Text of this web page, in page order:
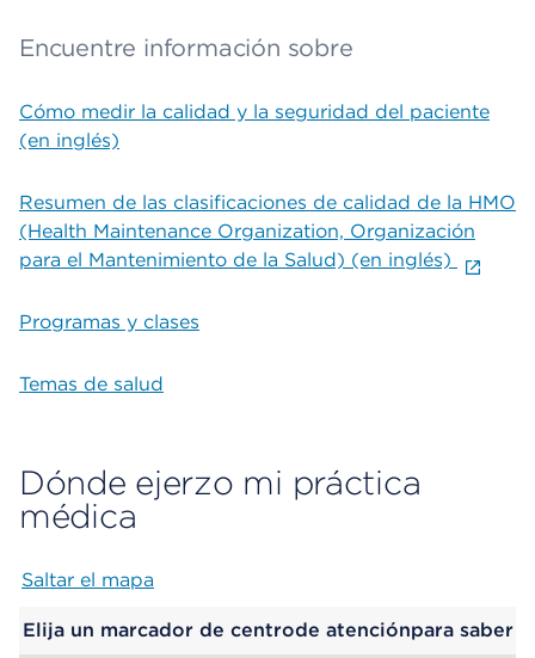
Encuentre información sobre
Cómo medir la calidad y la seguridad del paciente
(en inglés)
Resumen de las clasificaciones de calidad de la HMO
(Health Maintenance Organization, Organización
para el Mantenimiento de la Salud) (en inglés)
Programas y clases
Temas de salud
Dónde ejerzo mi práctica
médica
Saltar el mapa
Elija un marcador de centrode atenciónpara saber